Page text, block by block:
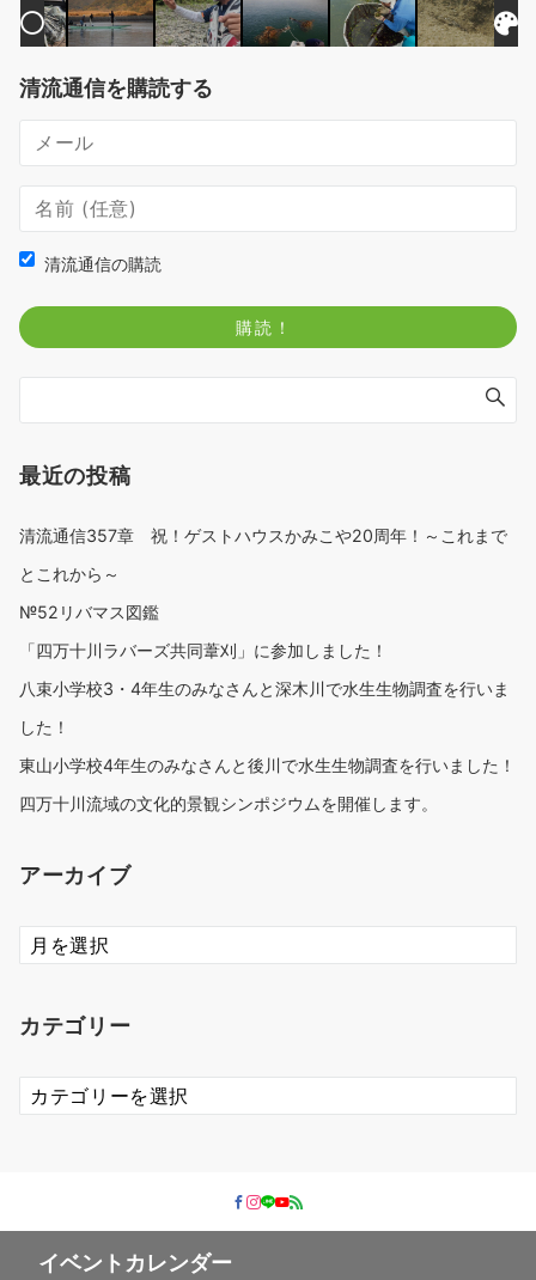
清流通信を購読する
清流通信の購読
最近の投稿
清流通信357章 祝！ゲストハウスかみこや20周年！～これまで
とこれから～
№52リバマス図鑑
「四万十川ラバーズ共同葦刈」に参加しました！
八束小学校3・4年生のみなさんと深木川で水生生物調査を行いま
した！
東山小学校4年生のみなさんと後川で水生生物調査を行いました！
四万十川流域の文化的景観シンポジウムを開催します。
アーカイブ
ア
ー
ブ
カテゴリー
カ
テ
イベントカレンダー